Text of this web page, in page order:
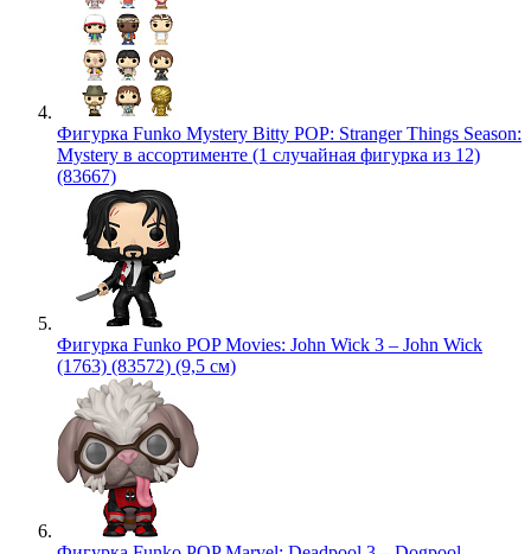
Фигурка Funko Mystery Bitty POP: Stranger Things Season:
Mystery в ассортименте (1 случайная фигурка из 12)
(83667)
Фигурка Funko POP Movies: John Wick 3 – John Wick
(1763) (83572) (9,5 см)